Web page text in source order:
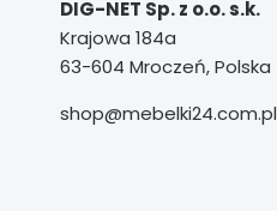
DIG-NET Sp. z o.o. s.k.
Krajowa 184a
63-604 Mroczeń, Polska
shop@mebelki24.com.pl